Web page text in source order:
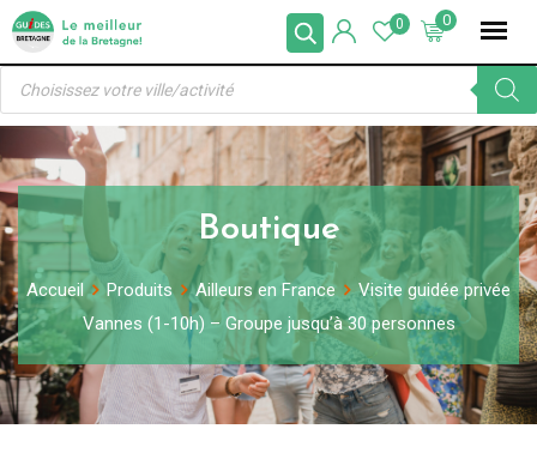
Skip
content
0
0
Recherche
produits
Boutique
Accueil Produits Ailleurs en France
Visite guidée privée
Vannes (1-10h) – Groupe jusqu’à 30 personnes